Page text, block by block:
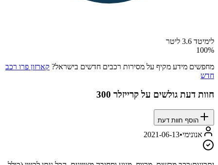
לימיטד 3.6 ליטר
100%
מחפשים מידע מקיף על מסירות רכבים חדשים בישראל? קארזון פרו רכב
חדש
חוות דעת גולשים על קרייזלר 300
הוסף חוות דעת
אנונימי•
2021-06-13